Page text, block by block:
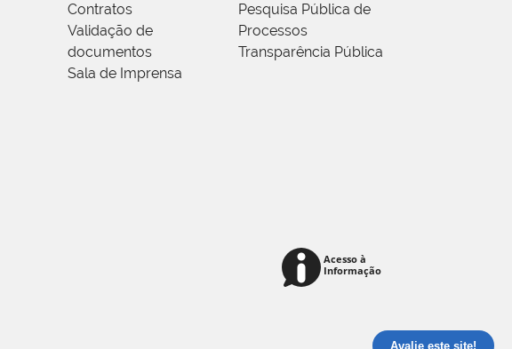
Contratos
Validação de
documentos
Sala de Imprensa
Pesquisa Pública de
Processos
Transparência Pública
Avalie este site!